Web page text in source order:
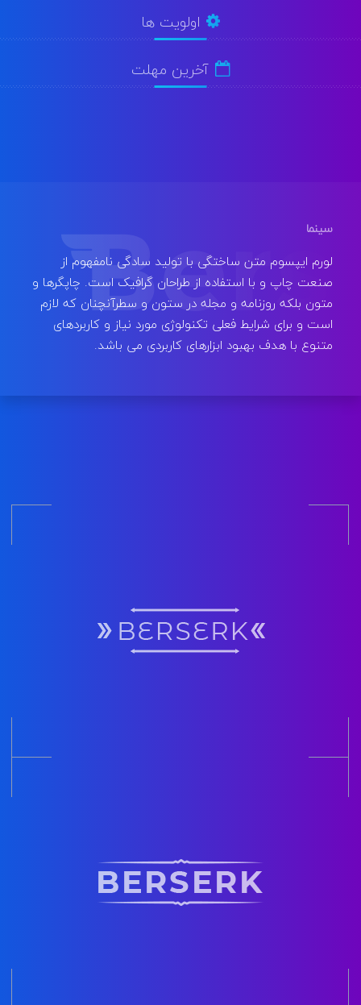
اولویت ها
آخرین مهلت
سینما
لورم ایپسوم متن ساختگی با تولید سادگی نامفهوم از
صنعت چاپ و با استفاده از طراحان گرافیک است. چاپگرها و
متون بلکه روزنامه و مجله در ستون و سطرآنچنان که لازم
است و برای شرایط فعلی تکنولوژی مورد نیاز و کاربردهای
متنوع با هدف بهبود ابزارهای کاربردی می باشد.